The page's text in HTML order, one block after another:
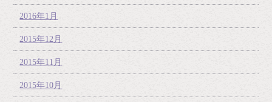
2016年1月
2015年12月
2015年11月
2015年10月